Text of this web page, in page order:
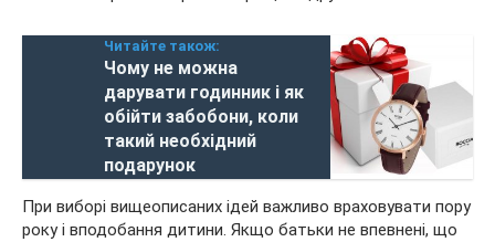
Читайте також:
Чому не можна
дарувати годинник і як
обійти забобони, коли
такий необхідний
подарунок
При виборі вищеописаних ідей важливо враховувати пору
року і вподобання дитини. Якщо батьки не впевнені, що